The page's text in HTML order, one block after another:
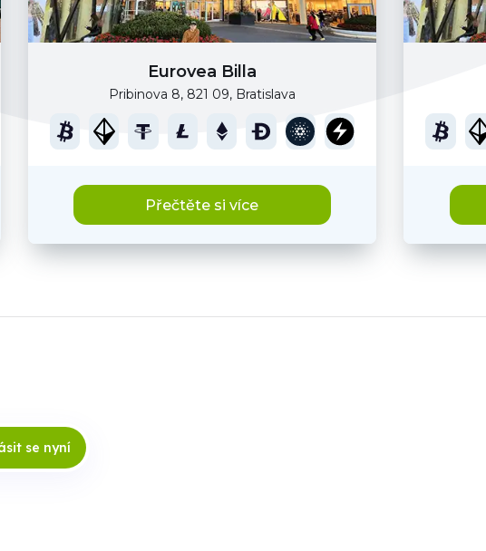
Eurovea Billa
Pribinova 8, 821 09, Bratislava
Přečtěte si více
se nyní